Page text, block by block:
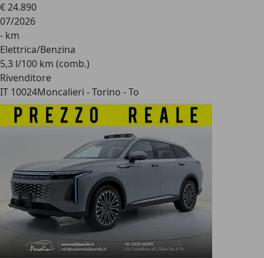
€ 24.890
07/2026
- km
Elettrica/Benzina
5,3 l/100 km (comb.)
Rivenditore
IT 10024Moncalieri - Torino - To